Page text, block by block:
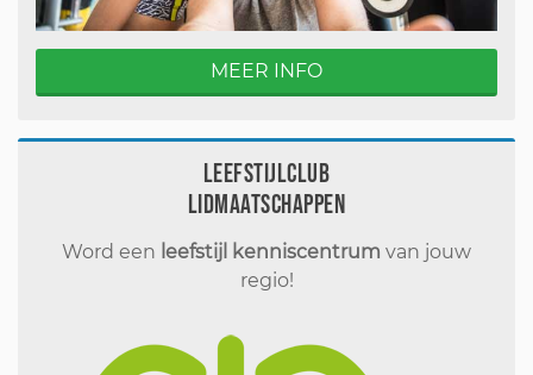
MEER INFO
Leefstijlclub
Lidmaatschappen
Word een leefstijl kenniscentrum van jouw
regio!